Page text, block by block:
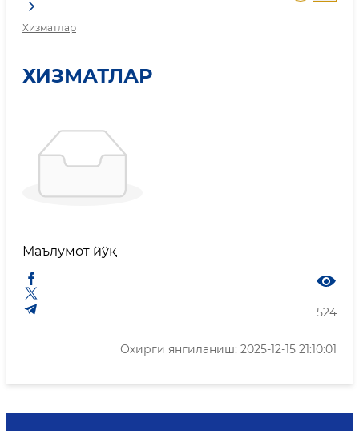
Хизматлар
ХИЗМАТЛАР
Маълумот йўқ
524
Охирги янгиланиш: 2025-12-15 21:10:01